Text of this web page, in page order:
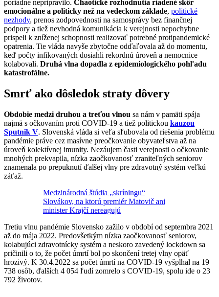
poriadne nepripravilo. Chaotické rozhodnutia riadené skôr
emocionálne a politicky než na vedeckom základe, politické
nezhody, prenos zodpovednosti na samosprávy bez finančnej
podpory a tiež nevhodná komunikácia k verejnosti nepochybne
prispeli k zníženej schopnosti realizovať potrebné protipandemické
opatrenia. Tie vláda navyše zbytočne odďaľovala až do momentu,
keď počty infikovaných dosiahli rekordnú úroveň a nemocnice
kolabovali. Druhá vlna dopadla z epidemiologického pohľadu
katastrofálne.
Smrť ako dôsledok straty dôvery
Obdobie medzi druhou a treťou vlnou sa nám v pamäti spája
najmä s očkovaním proti COVID-19 a tiež politickou kauzou
Sputnik V. Slovenská vláda si veľa sľubovala od riešenia problému
pandémie práve cez masívne preočkovanie obyvateľstva až na
úroveň kolektívnej imunity. Nezáujem časti verejnosti o očkovanie
mnohých prekvapila, nízka zaočkovanosť zraniteľných seniorov
znamenala po prepuknutí ďalšej vlny pre zdravotný systém veľkú
záťaž.
Medzinárodná štúdia „skríningu“
Slovákov, na ktorú premiér Matovič ani
minister Krajčí nereagujú
Tretiu vlnu pandémie Slovensko zažilo v období od septembra 2021
až do mája 2022. Predovšetkým nízka zaočkovanosť seniorov,
kolabujúci zdravotnícky systém a neskoro zavedený lockdown sa
pričinili o to, že počet úmrtí bol po skončení tretej vlny opäť
hrozivý. K 30.4.2022 sa počet úmrtí na COVID-19 vyšplhal na 19
738 osôb, ďalších 4 054 ľudí zomrelo s COVID-19, spolu ide o 23
792 životov.